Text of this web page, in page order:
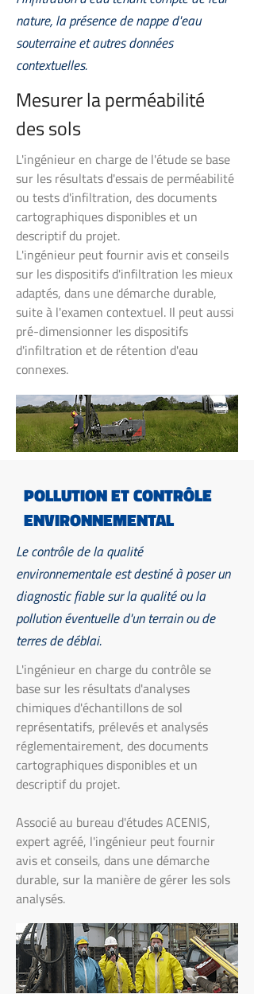
nature, la présence de nappe d'eau
souterraine et autres données
contextuelles.
Mesurer la perméabilité
des sols
L'ingénieur en charge de l'étude se base
sur les résultats d'essais de perméabilité
ou tests d'infiltration, des documents
cartographiques disponibles et un
descriptif du projet.
L'ingénieur peut fournir avis et conseils
sur les dispositifs d'infiltration les mieux
adaptés, dans une démarche durable,
suite à l'examen contextuel. Il peut aussi
pré-dimensionner les dispositifs
d'infiltration et de rétention d'eau
connexes.
POLLUTION ET CONTRÔLE
ENVIRONNEMENTAL
Le contrôle de la qualité
environnementale est destiné à poser un
diagnostic fiable sur la qualité ou la
pollution éventuelle d'un terrain ou de
terres de déblai.
L'ingénieur en charge du contrôle se
base sur les résultats d'analyses
chimiques d'échantillons de sol
représentatifs, prélevés et analysés
réglementairement, des documents
cartographiques disponibles et un
descriptif du projet.
Associé au bureau d'études ACENIS,
expert agréé, l'ingénieur peut fournir
avis et conseils, dans une démarche
durable, sur la manière de gérer les sols
analysés.